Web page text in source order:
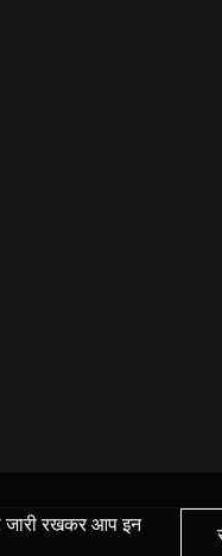
जारी रखकर आप इन